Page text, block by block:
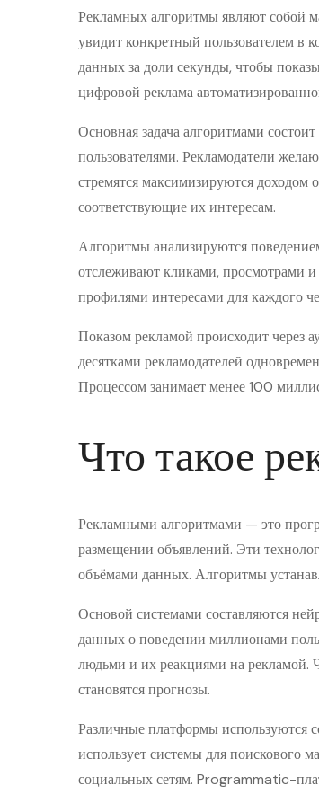
Рекламных алгоритмы являют собой
увидит конкретный пользователем
данных за доли секунды, чтобы
цифровой реклама
Основная задача алгоритмами
пользователями. Рекламодатели
стремятся максимизируются доходом
соответствующие их интересам.
Алгоритмы анализируются
отслеживают кликами, просмотрами
профилями интересами для каждого
Показом рекламой происходит через
десятками рекламодателей
Процессом занимает менее 100
Что такое
Рекламными алгоритмами — это
размещении объявлений. Эти
объёмами данных. Алгоритмы
Основой системами составляются
данных о поведении миллионами
людьми и их реакциями на рекламой.
становятся прогнозы.
Различные платформы используются
использует системы для поискового
социальных сетям. Programmatic-